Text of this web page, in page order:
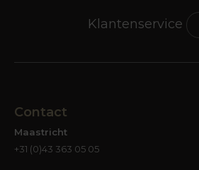
Klantenservice
Contact
Maastricht
+31 (0)43 363 05 05